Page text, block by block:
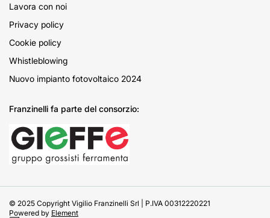
Lavora con noi
Privacy policy
Cookie policy
Whistleblowing
Nuovo impianto fotovoltaico 2024
Franzinelli fa parte del consorzio:
© 2025 Copyright Vigilio Franzinelli Srl | P.IVA 00312220221
Powered by Element